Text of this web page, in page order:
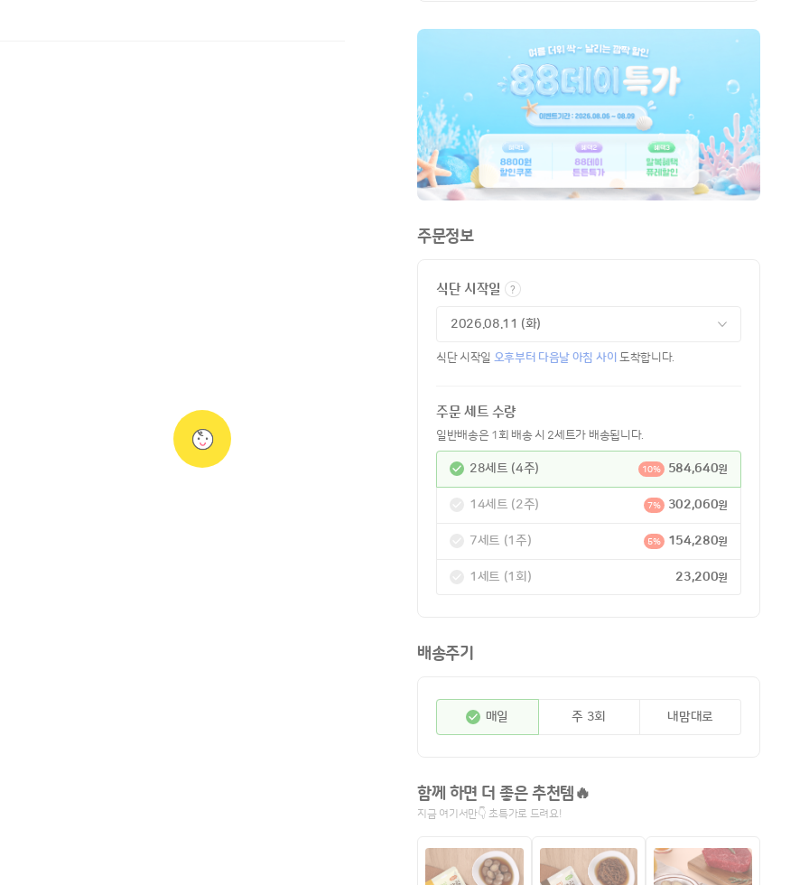
주문정보
식단 시작일
식단 시작일 오후부터 다음날 아침 사이 도착합니다.
주문 세트 수량
일반배송은 1회 배송 시 2세트가 배송됩니다.
28세트 (4주) 10% 584,640원
14세트 (2주) 7% 302,060원
7세트 (1주) 5% 154,280원
1세트 (1회) 23,200원
배송주기
매일 주 3회 내맘대로
함께 하면 더 좋은 추천템🔥
지금 여기서만👇 초특가로 드려요!